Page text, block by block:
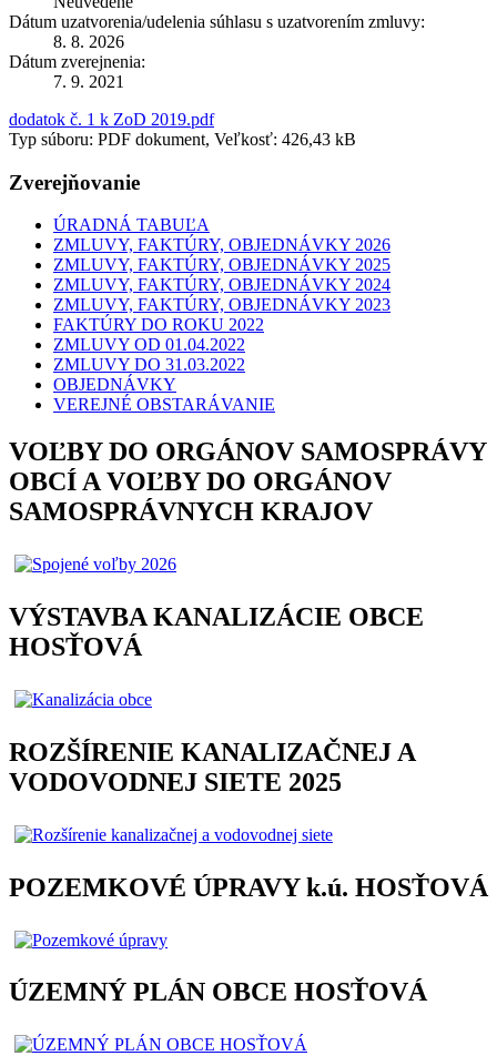
Dátum uzatvorenia/udelenia súhlasu s uzatvorením zmluvy:
8. 8. 2026
Dátum zverejnenia:
7. 9. 2021
dodatok č. 1 k ZoD 2019.pdf
Typ súboru: PDF dokument, Veľkosť: 426,43 kB
Zverejňovanie
ÚRADNÁ TABUĽA
ZMLUVY, FAKTÚRY, OBJEDNÁVKY 2026
ZMLUVY, FAKTÚRY, OBJEDNÁVKY 2025
ZMLUVY, FAKTÚRY, OBJEDNÁVKY 2024
ZMLUVY, FAKTÚRY, OBJEDNÁVKY 2023
FAKTÚRY DO ROKU 2022
ZMLUVY OD 01.04.2022
ZMLUVY DO 31.03.2022
OBJEDNÁVKY
VEREJNÉ OBSTARÁVANIE
VOĽBY DO ORGÁNOV SAMOSPRÁVY
OBCÍ A VOĽBY DO ORGÁNOV
SAMOSPRÁVNYCH KRAJOV
VÝSTAVBA KANALIZÁCIE OBCE
HOSŤOVÁ
ROZŠÍRENIE KANALIZAČNEJ A
VODOVODNEJ SIETE 2025
POZEMKOVÉ ÚPRAVY k.ú. HOSŤOVÁ
ÚZEMNÝ PLÁN OBCE HOSŤOVÁ